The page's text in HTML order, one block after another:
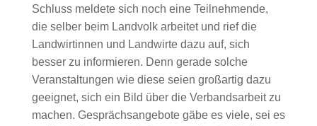
Schluss meldete sich noch eine Teilnehmende,
die selber beim Landvolk arbeitet und rief die
Landwirtinnen und Landwirte dazu auf, sich
besser zu informieren. Denn gerade solche
Veranstaltungen wie diese seien großartig dazu
geeignet, sich ein Bild über die Verbandsarbeit zu
machen. Gesprächsangebote gäbe es viele, sei es